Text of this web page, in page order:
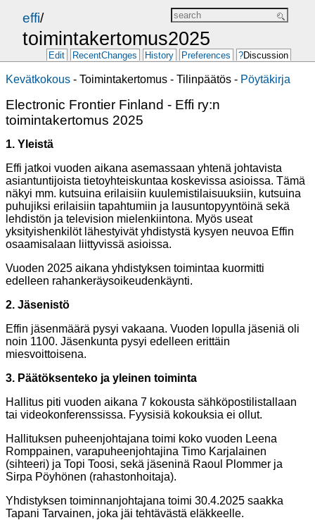
effi/
toimintakertomus2025
Edit RecentChanges History Preferences ?Discussion
Kevätkokous - Toimintakertomus - Tilinpäätös - Pöytäkirja
Electronic Frontier Finland - Effi ry:n
toimintakertomus 2025
1. Yleistä
Effi jatkoi vuoden aikana asemassaan yhtenä johtavista
asiantuntijoista tietoyhteiskuntaa koskevissa asioissa. Tämä
näkyi mm. kutsuina erilaisiin kuulemistilaisuuksiin, kutsuina
puhujiksi erilaisiin tapahtumiin ja lausuntopyyntöinä sekä
lehdistön ja television mielenkiintona. Myös useat
yksityishenkilöt lähestyivät yhdistystä kysyen neuvoa Effin
osaamisalaan liittyvissä asioissa.
Vuoden 2025 aikana yhdistyksen toimintaa kuormitti
edelleen rahankeräysoikeudenkäynti.
2. Jäsenistö
Effin jäsenmäärä pysyi vakaana. Vuoden lopulla jäseniä oli
noin 1100. Jäsenkunta pysyi edelleen erittäin
miesvoittoisena.
3. Päätöksenteko ja yleinen toiminta
Hallitus piti vuoden aikana 7 kokousta sähköpostilistallaan
tai videokonferenssissa. Fyysisiä kokouksia ei ollut.
Hallituksen puheenjohtajana toimi koko vuoden Leena
Romppainen, varapuheenjohtajina Timo Karjalainen
(sihteeri) ja Topi Toosi, sekä jäseninä Raoul Plommer ja
Sirpa Pöyhönen (rahastonhoitaja).
Yhdistyksen toiminnanjohtajana toimi 30.4.2025 saakka
Tapani Tarvainen, joka jäi tehtävästä eläkkeelle.